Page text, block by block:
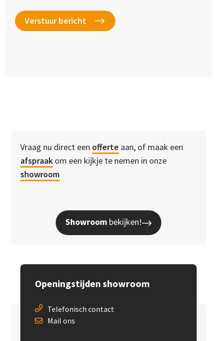
Vraag nu direct een offerte aan, of maak een
afspraak om een kijkje te nemen in onze
showroom
Showroom bekijken!
Openingstijden showroom
Telefonisch contact
Mail ons